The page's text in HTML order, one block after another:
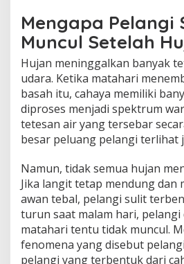
Mengapa Pelangi
Muncul Setelah
Hujan meninggalkan banyak
udara. Ketika matahari
basah itu, cahaya memiliki
diproses menjadi spektrum
tetesan air yang tersebar
besar peluang pelangi terlihat
Namun, tidak semua hujan
Jika langit tetap mendung
awan tebal, pelangi sulit
turun saat malam hari, pelangi
matahari tentu tidak muncul.
fenomena yang disebut
pelangi yang terbentuk dari